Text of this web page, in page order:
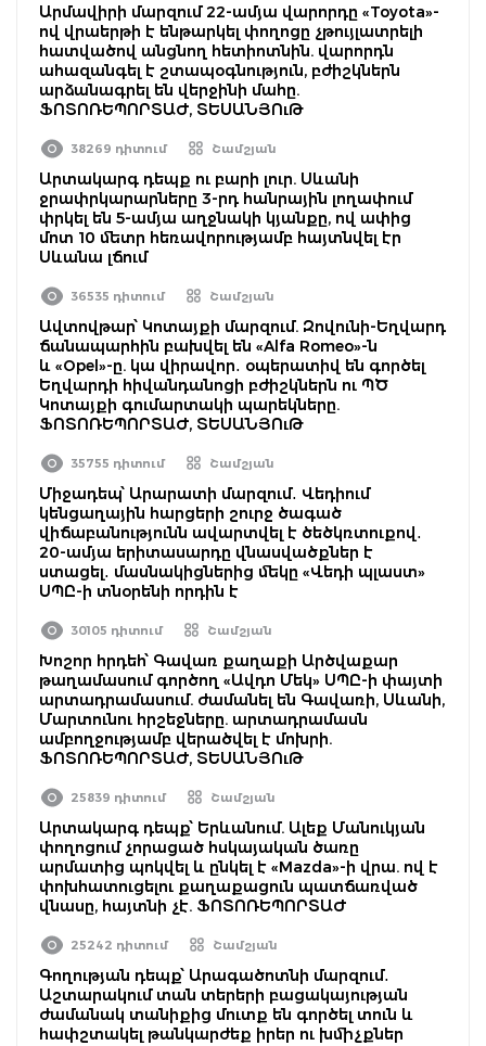
Արմավիրի մարզում 22-ամյա վարորդը «Toyota»-
ով վրաերթի է ենթարկել փողոցը չթույլատրելի
հատվածով անցնող հետիոտնին. վարորդն
ահազանգել է շտապօգնություն, բժիշկներն
արձանագրել են վերջինի մահը.
ՖՈՏՈՌԵՊՈՐՏԱԺ, ՏԵՍԱՆՅՈւԹ
38269 դիտում Շամշյան
Արտակարգ դեպք ու բարի լուր. Սևանի
ջրափրկարարները 3-րդ հանրային լողափում
փրկել են 5-ամյա աղջնակի կյանքը, ով ափից
մոտ 10 մետր հեռավորությամբ հայտնվել էր
Սևանա լճում
36535 դիտում Շամշյան
Ավտովթար՝ Կոտայքի մարզում. Զովունի-Եղվարդ
ճանապարհին բախվել են «Alfa Romeo»-ն
և «Opel»-ը. կա վիրավոր․ օպերատիվ են գործել
Եղվարդի հիվանդանոցի բժիշկներն ու ՊԾ
Կոտայքի գումարտակի պարեկները.
ՖՈՏՈՌԵՊՈՐՏԱԺ, ՏԵՍԱՆՅՈւԹ
35755 դիտում Շամշյան
Միջադեպ՝ Արարատի մարզում․ Վեդիում
կենցաղային հարցերի շուրջ ծագած
վիճաբանությունն ավարտվել է ծեծկռտուքով․
20-ամյա երիտասարդը վնասվածքներ է
ստացել․ մասնակիցներից մեկը «Վեդի պլաստ»
ՍՊԸ-ի տնօրենի որդին է
30105 դիտում Շամշյան
Խոշոր հրդեհ՝ Գավառ քաղաքի Արծվաքար
թաղամասում գործող «Ավդո Մեկ» ՍՊԸ-ի փայտի
արտադրամասում. ժամանել են Գավառի, Սևանի,
Մարտունու հրշեջները. արտադրամասն
ամբողջությամբ վերածվել է մոխրի.
ՖՈՏՈՌԵՊՈՐՏԱԺ, ՏԵՍԱՆՅՈւԹ
25839 դիտում Շամշյան
Արտակարգ դեպք՝ Երևանում. Ալեք Մանուկյան
փողոցում չորացած հսկայական ծառը
արմատից պոկվել և ընկել է «Mazda»-ի վրա. ով է
փոխհատուցելու քաղաքացուն պատճառված
վնասը, հայտնի չէ. ՖՈՏՈՌԵՊՈՐՏԱԺ
25242 դիտում Շամշյան
Գողության դեպք՝ Արագածոտնի մարզում․
Աշտարակում տան տերերի բացակայության
ժամանակ տանիքից մուտք են գործել տուն և
հափշտակել թանկարժեք իրեր ու խմիչքներ